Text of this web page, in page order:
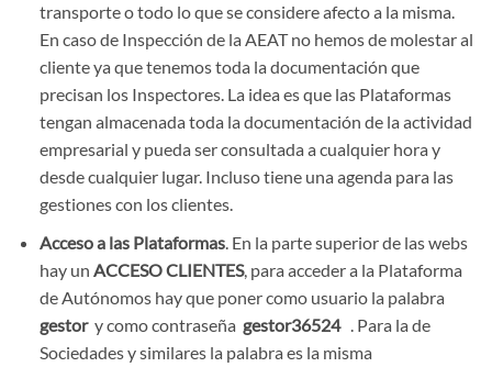
transporte o todo lo que se considere afecto a la misma.
En caso de Inspección de la AEAT no hemos de molestar al
cliente ya que tenemos toda la documentación que
precisan los Inspectores. La idea es que las Plataformas
tengan almacenada toda la documentación de la actividad
empresarial y pueda ser consultada a cualquier hora y
desde cualquier lugar. Incluso tiene una agenda para las
gestiones con los clientes.
Acceso a las Plataformas. En la parte superior de las webs
hay un ACCESO CLIENTES, para acceder a la Plataforma
de Autónomos hay que poner como usuario la palabra
gestory como contraseña gestor36524. Para la de
Sociedades y similares la palabra es la misma